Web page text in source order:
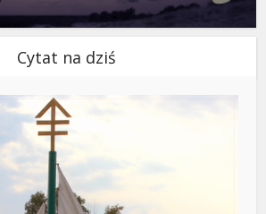
Cytat na dziś